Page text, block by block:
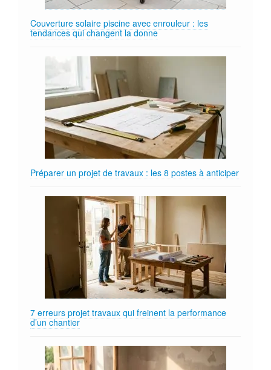
Couverture solaire piscine avec enrouleur : les
tendances qui changent la donne
Préparer un projet de travaux : les 8 postes à anticiper
7 erreurs projet travaux qui freinent la performance
d’un chantier